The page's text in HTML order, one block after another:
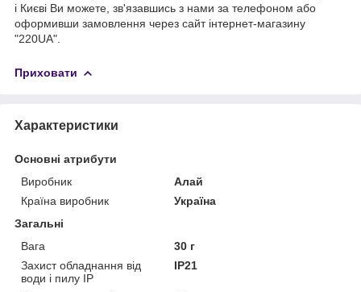
і Києві Ви можете, зв'язавшись з нами за телефоном або
оформивши замовлення через сайт інтернет-магазину
"220UA".
Приховати
Характеристики
Основні атрибути
Виробник
Алай
Країна виробник
Україна
Загальні
Вага
30 г
Захист обладнання від
води і пилу IP
IP21